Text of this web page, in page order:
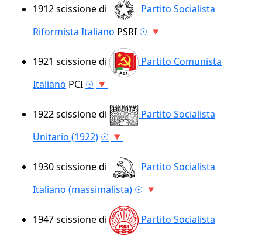
1912scissione di
Partito Socialista
Riformista Italiano PSRI ☉ 🔻
1921 scissione di
Partito Comunista
Italiano PCI ☉ 🔻
1922scissione di
Partito Socialista
Unitario (1922) ☉ 🔻
1930scissione di
Partito Socialista
Italiano (massimalista) ☉ 🔻
1947scissione di
Partito Socialista